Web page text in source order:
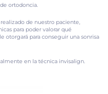
ortodoncia.
de nuestro paciente,
para poder valorar qué
otorgará para conseguir una sonrisa
en la técnica invisalign.